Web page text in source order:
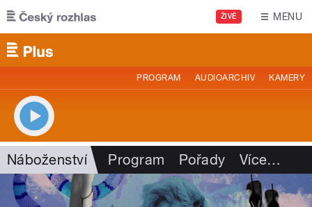
Přejít k hlavnímu obsahu
ŽIVĚ MENU
PROGRAM AUDIOARCHIV KAMERY
Náboženství Program Pořady Více…